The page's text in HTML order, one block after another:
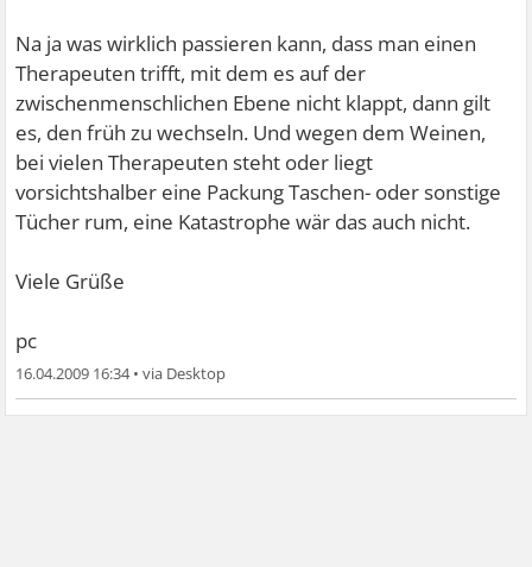
Na ja was wirklich passieren kann, dass man einen
Therapeuten trifft, mit dem es auf der
zwischenmenschlichen Ebene nicht klappt, dann gilt
es, den früh zu wechseln. Und wegen dem Weinen,
bei vielen Therapeuten steht oder liegt
vorsichtshalber eine Packung Taschen- oder sonstige
Tücher rum, eine Katastrophe wär das auch nicht.
Viele Grüße
pc
16.04.2009 16:34•